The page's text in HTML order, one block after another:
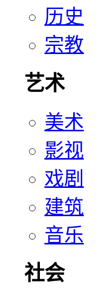
历史
宗教
艺术
美术
影视
戏剧
建筑
音乐
社会